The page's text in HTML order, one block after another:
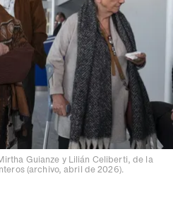
Guianze y Lilián Celiberti, de la
(archivo, abril de 2026).